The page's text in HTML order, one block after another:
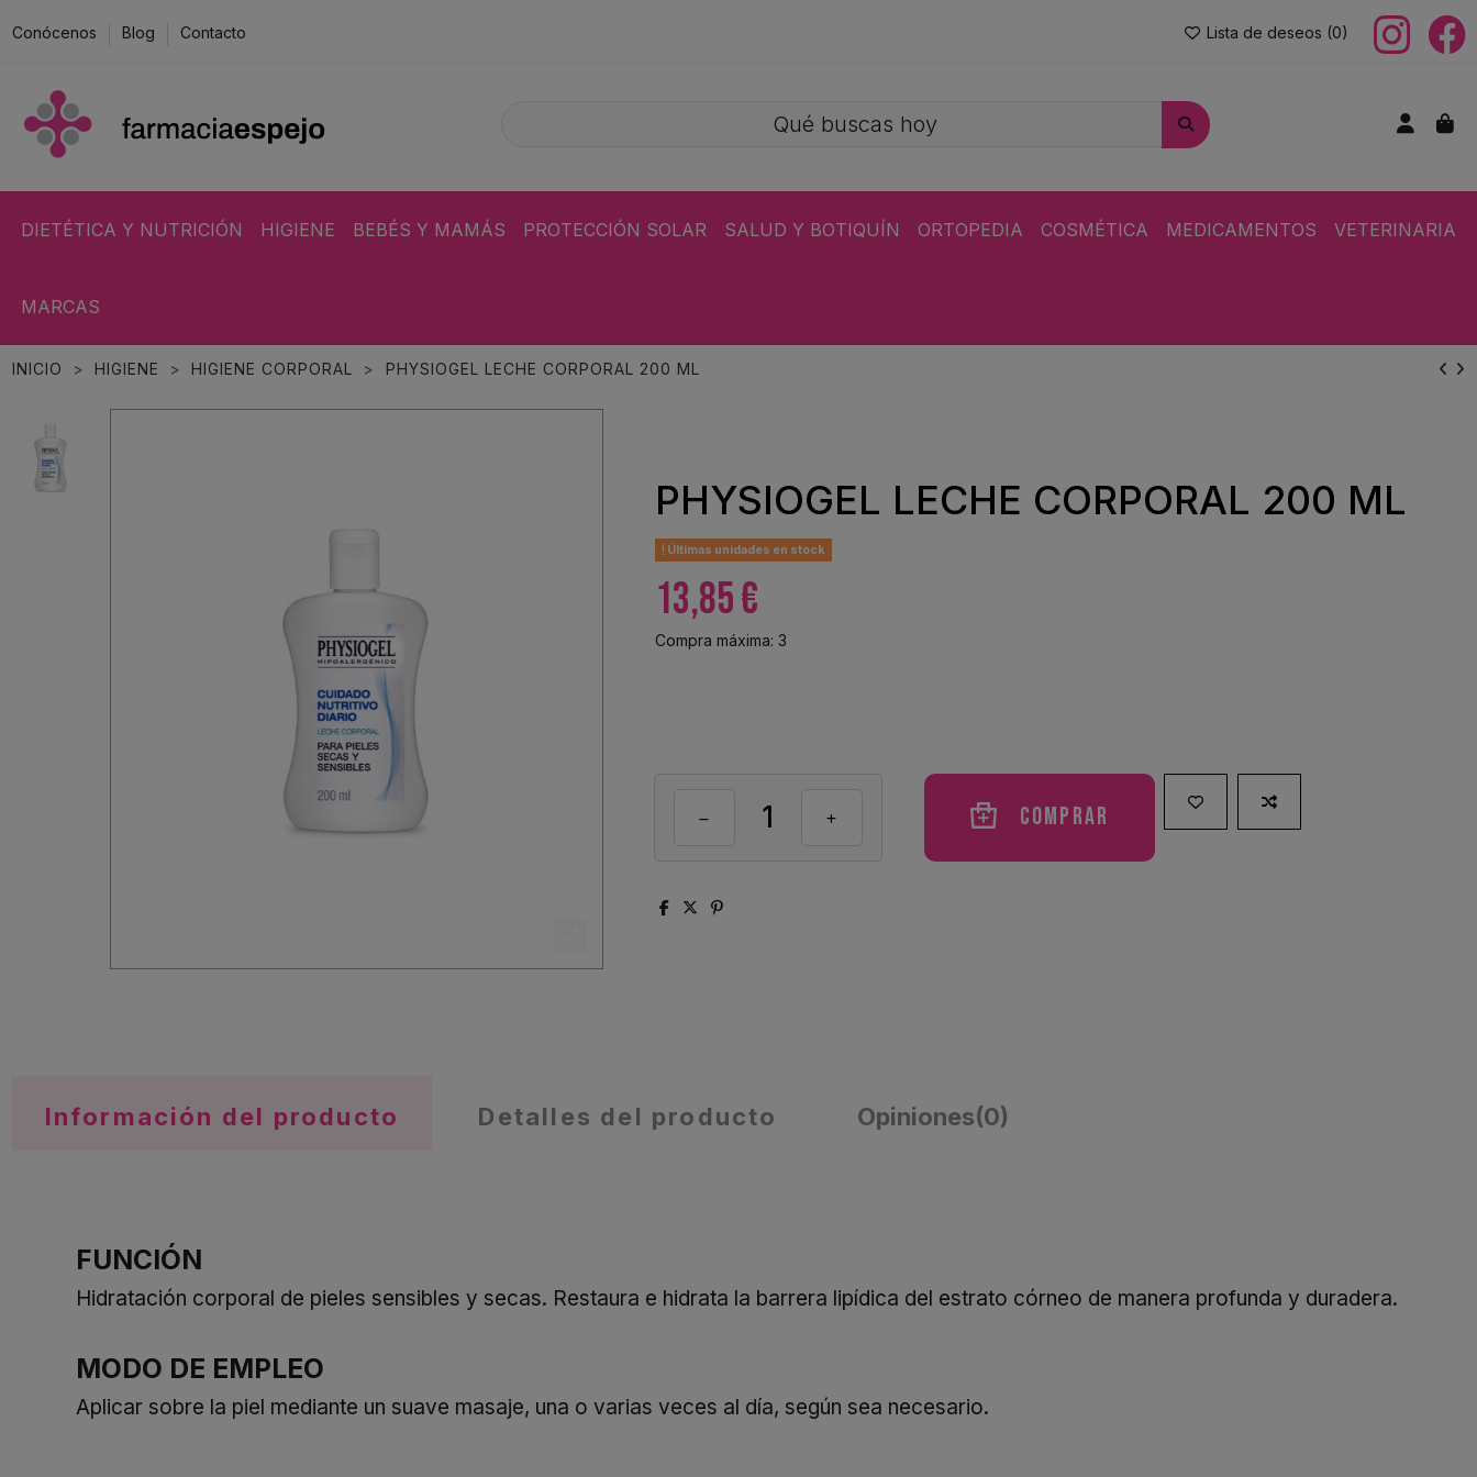
Conócenos Blog Contacto Lista de deseos (0)
DIETÉTICA Y NUTRICIÓN HIGIENE BEBÉS Y MAMÁS PROTECCIÓN SOLAR SALUD Y BOTIQUÍN ORTOPEDIA COSMÉTICA MEDICAMENTOS VETERINARIA
MARCAS
INICIO HIGIENE HIGIENE CORPORAL PHYSIOGEL LECHE CORPORAL 200 ML
PHYSIOGEL LECHE CORPORAL 200 ML
Últimas unidades en stock
13,85 €
Compra máxima: 3
Comprar
Información del producto Detalles del producto Opiniones(0)
FUNCIÓN
Hidratación corporal de pieles sensibles y secas. Restaura e hidrata la barrera lipídica del estrato córneo de manera profunda y duradera.
MODO DE EMPLEO
Aplicar sobre la piel mediante un suave masaje, una o varias veces al día, según sea necesario.